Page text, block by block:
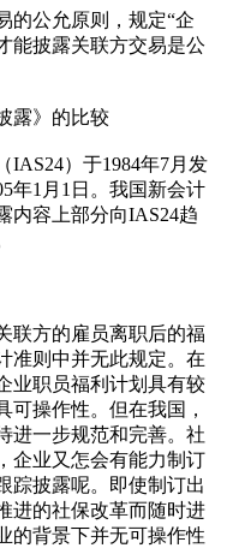
公允原则，规定“企
能披露关联方交易是公
露》的比较
）于1984年7月发
年1月1日。我国新会计
内容上部分向IAS24趋
方的雇员离职后的福
准则中并无此规定。在
业职员福利计划具有较
可操作性。但在我国，
进一步规范和完善。社
企业又怎会有能力制订
踪披露呢。即使制订出
进的社保改革而随时进
的背景下并无可操作性